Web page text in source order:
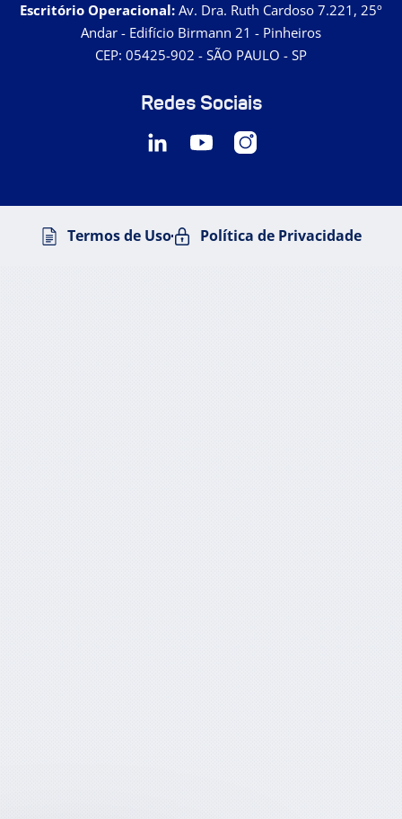
Escritório Operacional: Av. Dra. Ruth Cardoso 7.221, 25º
Andar - Edifício Birmann 21 - Pinheiros
CEP: 05425-902 - SÃO PAULO - SP
Redes Sociais
Termos de Uso Política de Privacidade